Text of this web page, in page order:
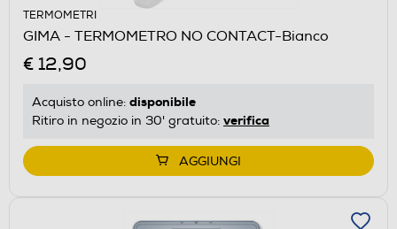
TERMOMETRI
GIMA - TERMOMETRO NO CONTACT-Bianco
€ 12,90
Acquisto online: disponibile
Ritiro in negozio in 30' gratuito: verifica
AGGIUNGI